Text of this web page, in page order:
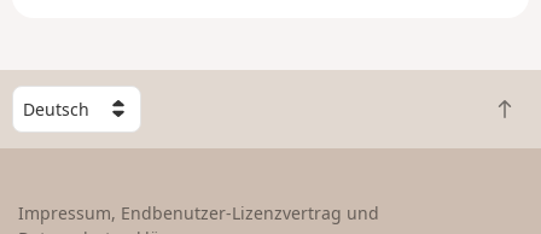
W
ä
h
e
Z
u
Impressum, Endbenutzer-Lizenzvertrag und